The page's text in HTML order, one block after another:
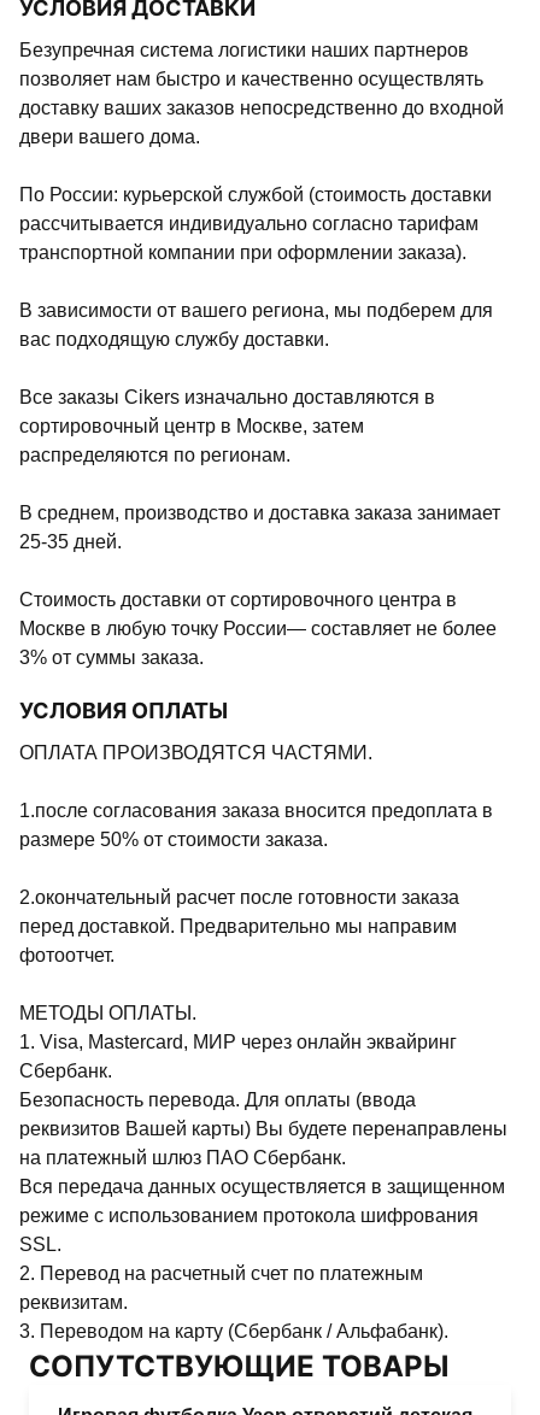
УСЛОВИЯ ДОСТАВКИ
Безупречная система логистики наших партнеров
позволяет нам быстро и качественно осуществлять
доставку ваших заказов непосредственно до входной
двери вашего дома.
По России: курьерской службой (стоимость доставки
рассчитывается индивидуально согласно тарифам
транспортной компании при оформлении заказа).
В зависимости от вашего региона, мы подберем для
вас подходящую службу доставки.
Все заказы Cikers изначально доставляются в
сортировочный центр в Москве, затем
распределяются по регионам.
В среднем, производство и доставка заказа занимает
25-35 дней.
Стоимость доставки от сортировочного центра в
Москве в любую точку России— составляет не более
3% от суммы заказа.
УСЛОВИЯ ОПЛАТЫ
ОПЛАТА ПРОИЗВОДЯТСЯ ЧАСТЯМИ.
1.после согласования заказа вносится предоплата в
размере 50% от стоимости заказа.
2.окончательный расчет после готовности заказа
перед доставкой. Предварительно мы направим
фотоотчет.
МЕТОДЫ ОПЛАТЫ.
1. Visa, Mastercard, МИР через онлайн эквайринг
Сбербанк.
Безопасность перевода. Для оплаты (ввода
реквизитов Вашей карты) Вы будете перенаправлены
на платежный шлюз ПАО Сбербанк.
Вся передача данных осуществляется в защищенном
режиме с использованием протокола шифрования
SSL.
2. Перевод на расчетный счет по платежным
реквизитам.
3. Переводом на карту (Сбербанк / Альфабанк).
СОПУТСТВУЮЩИЕ ТОВАРЫ